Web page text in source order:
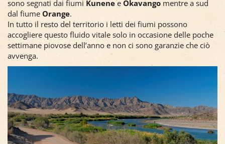
sono segnati dai fiumi Kunenee Okavango mentre a sud
dal fiume Orange.
In tutto il resto del territorio i letti dei fiumi possono
accogliere questo fluido vitale solo in occasione delle poche
settimane piovose dell’anno e non ci sono garanzie che ciò
avvenga.